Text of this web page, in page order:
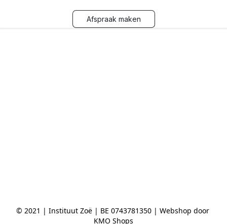
Afspraak maken
© 2021 | Instituut Zoë | BE 0743781350 | Webshop door
KMO Shops